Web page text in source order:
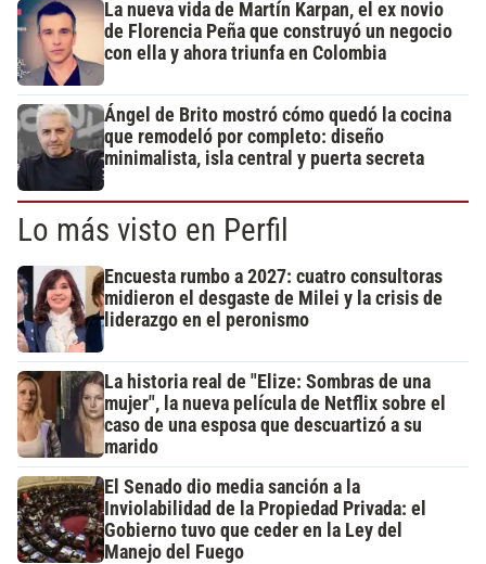
La nueva vida de Martín Karpan, el ex novio
de Florencia Peña que construyó un negocio
con ella y ahora triunfa en Colombia
Ángel de Brito mostró cómo quedó la cocina
que remodeló por completo: diseño
minimalista, isla central y puerta secreta
Lo más visto en Perfil
Encuesta rumbo a 2027: cuatro consultoras
midieron el desgaste de Milei y la crisis de
liderazgo en el peronismo
La historia real de "Elize: Sombras de una
mujer", la nueva película de Netflix sobre el
caso de una esposa que descuartizó a su
marido
El Senado dio media sanción a la
Inviolabilidad de la Propiedad Privada: el
Gobierno tuvo que ceder en la Ley del
Manejo del Fuego